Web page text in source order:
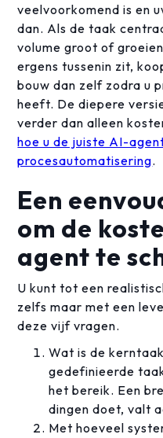
veelvoorkomend is en
dan. Als de taak
volume groot of
ergens tussenin zit,
bouw dan zelf zodra u
heeft. De diepere
verder dan alleen
hoe u de juiste AI-
procesautomatisering.
Een
om de
agent te
U kunt tot een
zelfs maar met een
deze vijf vragen.
Wat is de
gedefinieerde
het bereik. Een
dingen doet, valt
Met hoeveel